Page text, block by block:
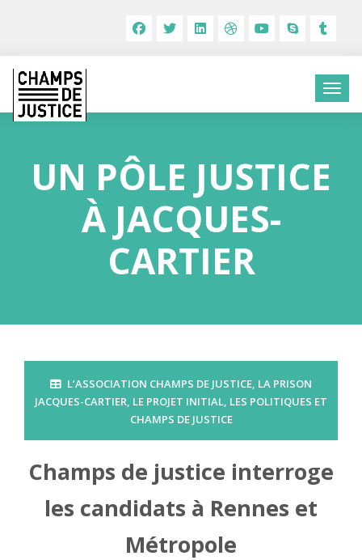
UN PÔLE JUSTICE
À JACQUES-
CARTIER
L’ASSOCIATION CHAMPS DE JUSTICE, LA PRISON
JACQUES-CARTIER, LE PROJET INITIAL, LES POLITIQUES ET
CHAMPS DE JUSTICE
Champs de justice interroge
les candidats à Rennes et
Métropole